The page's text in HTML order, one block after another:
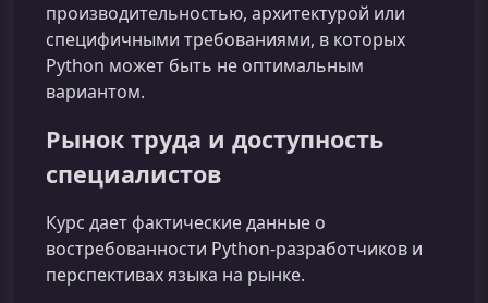
производительностью, архитектурой или
специфичными требованиями, в которых
Python может быть не оптимальным
вариантом.
Рынок труда и доступность
специалистов
Курс дает фактические данные о
востребованности Python-разработчиков и
перспективах языка на рынке.